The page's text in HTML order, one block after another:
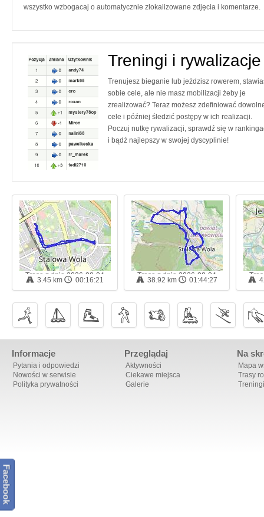
wszystko wzbogacaj o automatycznie zlokalizowane zdjęcia i komentarze.
Treningi i rywalizacje
Trenujesz bieganie lub jeździsz rowerem,
sobie cele, ale nie masz mobilizacji żeby je
zrealizować? Teraz możesz zdefiniować
cele i później śledzić postępy w ich realizacji.
Poczuj nutkę rywalizacji, sprawdź się w
i bądź najlepszy w swojej dyscyplinie!
Trasa z dnia 2026-08-04
17:12 - trasa rowerowa
3.45 km 00:16:21
Trasa z dnia 2026-08-04
21:04 - trasa rowerowa
38.92 km 01:44:27
Informacje
Pytania i odpowiedzi
Nowości w serwisie
Polityka prywatności
Przeglądaj
Aktywności
Ciekawe miejsca
Galerie
Na
Mapa
Trasy
Facebook